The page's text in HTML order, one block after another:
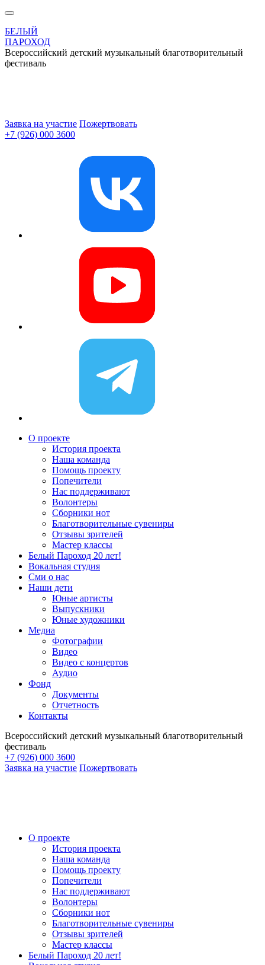
БЕЛЫЙ
ПАРОХОД
Всероссийский детский музыкальный благотворительный
фестиваль
Заявка на участие Пожертвовать
+7 (926) 000 3600
О проекте
История проекта
Наша команда
Помощь проекту
Попечители
Нас поддерживают
Волонтеры
Сборники нот
Благотворительные сувениры
Отзывы зрителей
Мастер классы
Белый Пароход 20 лет!
Вокальная студия
Сми о нас
Наши дети
Юные артисты
Выпускники
Юные художники
Медиа
Фотографии
Видео
Видео с концертов
Аудио
Фонд
Документы
Отчетность
Контакты
Всероссийский детский музыкальный благотворительный
фестиваль
+7 (926) 000 3600
Заявка на участие Пожертвовать
О проекте
История проекта
Наша команда
Помощь проекту
Попечители
Нас поддерживают
Волонтеры
Сборники нот
Благотворительные сувениры
Отзывы зрителей
Мастер классы
Белый Пароход 20 лет!